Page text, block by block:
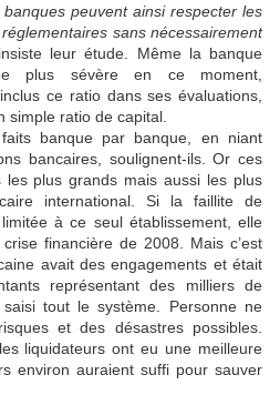
peuvent ainsi respecter les
sans nécessairement
leur étude. Même la banque
plus sévère en ce moment,
ce ratio dans ses évaluations,
simple ratio de capital.
banque par banque, en niant
bancaires, soulignent-ils. Or ces
les plus grands mais aussi les plus
international. Si la faillite de
à ce seul établissement, elle
financière de 2008. Mais c’est
avait des engagements et était
représentant des milliers de
tout le système. Personne ne
et des désastres possibles.
liquidateurs ont eu une meilleure
environ auraient suffi pour sauver